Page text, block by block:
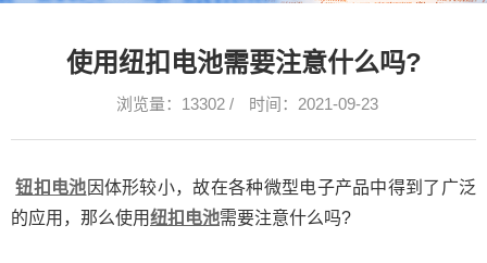
使用纽扣电池需要注意什么吗?
浏览量：13302 / 时间：2021-09-23
钮扣电池 因体形较小，故在各种微型电子产品中得到了广泛
的应用，那么使用纽扣电池需要注意什么吗?